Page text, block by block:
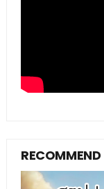
RECOMMEND